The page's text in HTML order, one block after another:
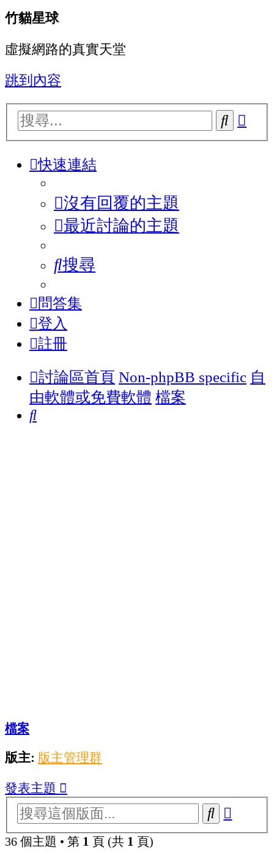
竹貓星球
虛擬網路的真實天堂
跳到內容
搜
尋階
快速連結
沒有回覆的主題
最近討論的主題
搜尋
問答集
登入
註冊
討論區首頁 Non-phpBB specific 自
由軟體或免費軟體 檔案
搜
檔案
版主: 版主管理群
發表主題
搜
尋階
36 個主題 • 第 1 頁 (共 1 頁)